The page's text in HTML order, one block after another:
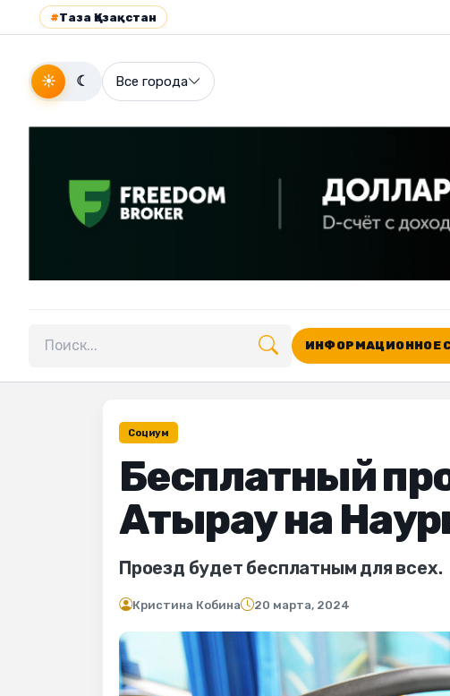
#Таза Қазақстан
☀ ☾ Все города
Поиск по сайту
ИНФОРМАЦИОННОЕ
Социум
Бесплатный
Атырау на
Проезд будет бесплатным для всех.
Кристина Кобина 20 марта, 2024